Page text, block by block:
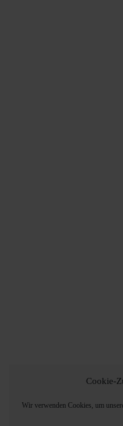
Cookie-
Wir verwenden Cookies, um